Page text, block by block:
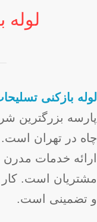
لوله
لوله بازکنی
پارسه بزرگترین
چاه در تهران
ارائه خدمات
مشتریان است. کار
و تضمینی است.